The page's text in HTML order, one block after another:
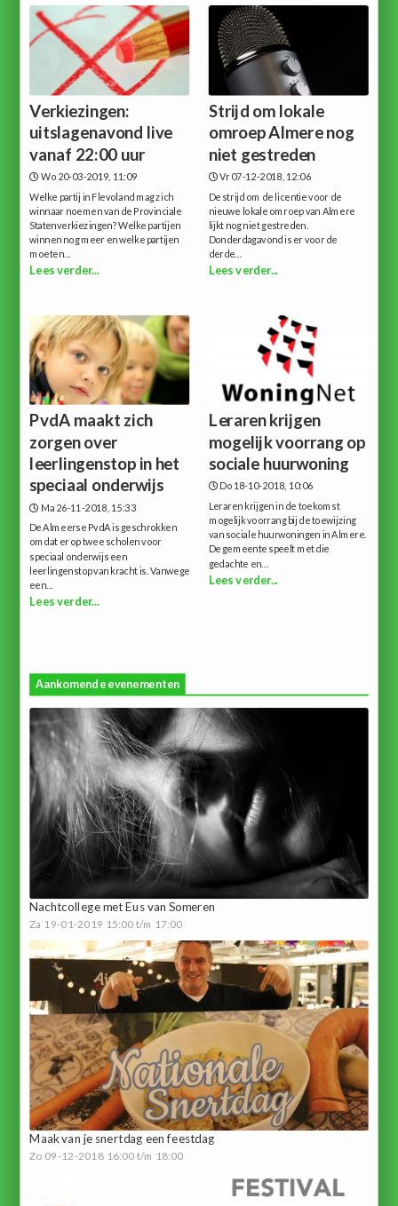
Verkiezingen:
uitslagenavond live
vanaf 22:00 uur
Wo 20-03-2019, 11:09
Welke partij in Flevoland mag zich
winnaar noemen van de Provinciale
Statenverkiezingen? Welke partijen
winnen nog meer en welke partijen
moeten...
Lees verder...
Strijd om lokale
omroep Almere nog
niet gestreden
Vr 07-12-2018, 12:06
De strijd om de licentie voor de
nieuwe lokale omroep van Almere
lijkt nog niet gestreden.
Donderdagavond is er voor de
derde...
Lees verder...
PvdA maakt zich
zorgen over
leerlingenstop in het
speciaal onderwijs
Ma 26-11-2018, 15:33
De Almeerse PvdA is geschrokken
omdat er op twee scholen voor
speciaal onderwijs een
leerlingenstop van kracht is. Vanwege
een...
Lees verder...
Leraren krijgen
mogelijk voorrang op
sociale huurwoning
Do 18-10-2018, 10:06
Leraren krijgen in de toekomst
mogelijk voorrang bij de toewijzing
van sociale huurwoningen in Almere.
De gemeente speelt met die
gedachte en...
Lees verder...
Aankomende evenementen
Nachtcollege met Eus van Someren
Za 19-01-2019 15:00 t/m 17:00
Maak van je snertdag een feestdag
Zo 09-12-2018 16:00 t/m 18:00